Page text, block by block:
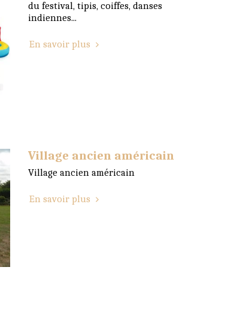
du festival, tipis, coiffes, danses
indiennes...
En savoir plus
Village ancien américain
Village ancien américain
En savoir plus